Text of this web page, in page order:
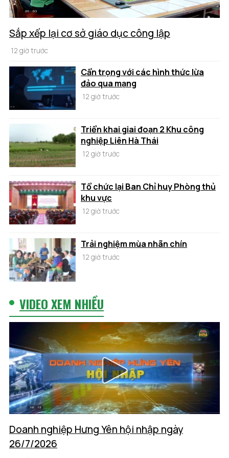
Sắp xếp lại cơ sở giáo dục công lập
12 giờ trước
Cẩn trọng với các hình thức lừa
đảo qua mạng
12 giờ trước
Triển khai giai đoạn 2 Khu công
nghiệp Liên Hà Thái
12 giờ trước
Tổ chức lại Ban Chỉ huy Phòng thủ
khu vực
12 giờ trước
Trải nghiệm mùa nhãn chín
12 giờ trước
VIDEO XEM NHIỀU
Doanh nghiệp Hưng Yên hội nhập ngày
26/7/2026